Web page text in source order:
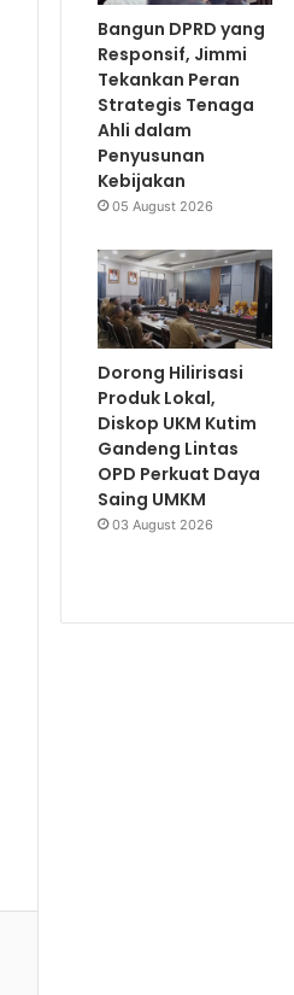
Bangun DPRD yang
Responsif, Jimmi
Tekankan Peran
Strategis Tenaga
Ahli dalam
Penyusunan
Kebijakan
05 August 2026
Dorong Hilirisasi
Produk Lokal,
Diskop UKM Kutim
Gandeng Lintas
OPD Perkuat Daya
Saing UMKM
03 August 2026